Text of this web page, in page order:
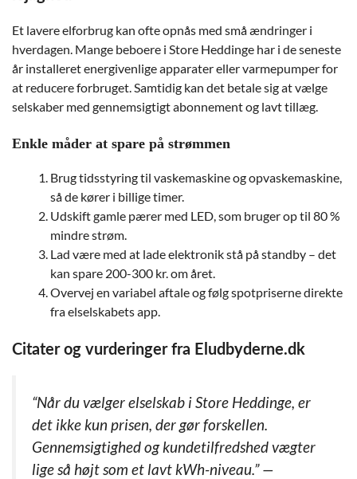
Et lavere elforbrug kan ofte opnås med små ændringer i
hverdagen. Mange beboere i Store Heddinge har i de seneste
år installeret energivenlige apparater eller varmepumper for
at reducere forbruget. Samtidig kan det betale sig at vælge
selskaber med gennemsigtigt abonnement og lavt tillæg.
Enkle måder at spare på strømmen
Brug tidsstyring til vaskemaskine og opvaskemaskine,
så de kører i billige timer.
Udskift gamle pærer med LED, som bruger op til 80 %
mindre strøm.
Lad være med at lade elektronik stå på standby – det
kan spare 200-300 kr. om året.
Overvej en variabel aftale og følg spotpriserne direkte
fra elselskabets app.
Citater og vurderinger fra Eludbyderne.dk
“Når du vælger elselskab i Store Heddinge, er
det ikke kun prisen, der gør forskellen.
Gennemsigtighed og kundetilfredshed vægter
lige så højt som et lavt kWh-niveau.” —